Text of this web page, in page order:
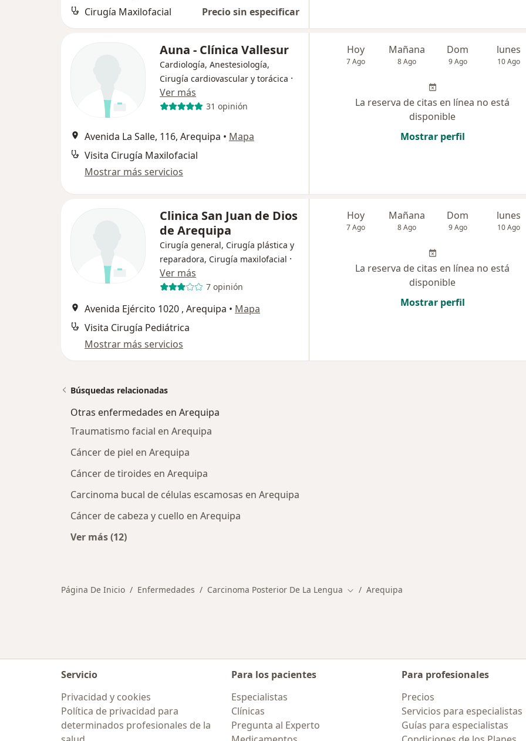
Cirugía Maxilofacial Precio sin especificar
Auna - Clínica Vallesur
Cardiología, Anestesiología,
Cirugía cardiovascular y torácica ·
Ver más
31 opinión
Avenida La Salle, 116, Arequipa • Mapa
Visita Cirugía Maxilofacial
Mostrar más servicios
Hoy
7 Ago
Mañana
8 Ago
Dom
9 Ago
lunes
10 Ago
La reserva de citas en línea no está
disponible
Mostrar perfil
Clinica San Juan de Dios
de Arequipa
Cirugía general, Cirugía plástica y
reparadora, Cirugía maxilofacial ·
Ver más
7 opinión
Avenida Ejército 1020 , Arequipa • Mapa
Visita Cirugía Pediátrica
Mostrar más servicios
Hoy
7 Ago
Mañana
8 Ago
Dom
9 Ago
lunes
10 Ago
La reserva de citas en línea no está
disponible
Mostrar perfil
Búsquedas relacionadas
Otras enfermedades en Arequipa
Traumatismo facial en Arequipa
Cáncer de piel en Arequipa
Cáncer de tiroides en Arequipa
Carcinoma bucal de células escamosas en Arequipa
Cáncer de cabeza y cuello en Arequipa
Ver más (12)
Página De Inicio Enfermedades Carcinoma Posterior De La Lengua Cambiar de ciudad
Arequipa
Servicio
Privacidad y cookies
Política de privacidad para
determinados profesionales de la
Para los pacientes
Especialistas
Clínicas
Pregunta al Experto
Para profesionales
Precios
Servicios para especialistas
Guías para especialistas